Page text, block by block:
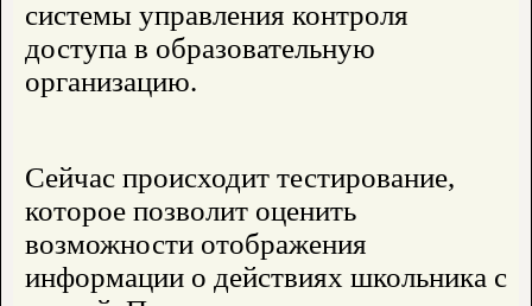
системы управления контроля
доступа в образовательную
организацию.
Сейчас происходит тестирование,
которое позволит оценить
возможности отображения
информации о действиях школьника с